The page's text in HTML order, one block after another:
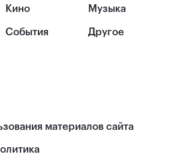
Кино
События
Музыка
Другое
материалов сайта